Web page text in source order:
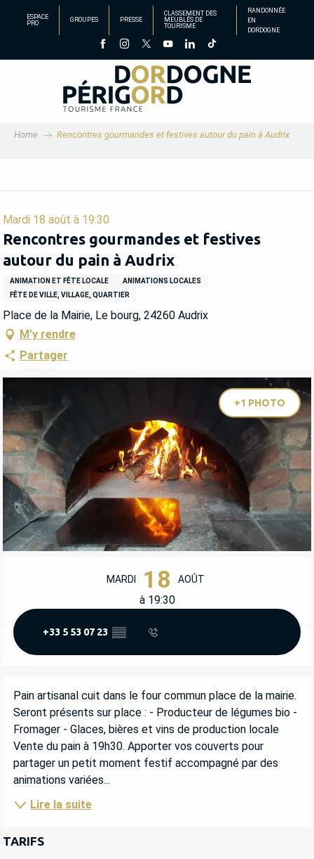
principal
ESPACE
PRO
GROUPES PRESSE
CLASSEMENT DES
MEUBLÉS DE
TOURISME
RANDONNÉE
EN
DORDOGNE
Home Rencontres gourmandes et festives autour du pain à Audrix
Mardi 18 août à 19:30
Rencontres gourmandes et festives
autour du pain à Audrix
ANIMATION ET FÊTE LOCALE
ANIMATIONS LOCALES
FÊTE DE VILLE, VILLAGE, QUARTIER
Place de la Mairie, Le bourg, 24260 Audrix
M'y rendre
Partager
+1 PHOTO
OUVERTURE ET COORDONNÉES
MARDI 18 AOÛT
à 19:30
+33 5 53 07 23 ▒▒
DESCRIPTION
Pain artisanal cuit dans le four commun place de la mairie.
Seront présents sur place : - Producteur de légumes bio -
Fromager - Glaces, bières et vins de production locale
Vente du pain à 19h30. Apporter vos couverts pour
partager un petit moment festif accompagné par des
animations variées...
Lire la suite
TARIFS